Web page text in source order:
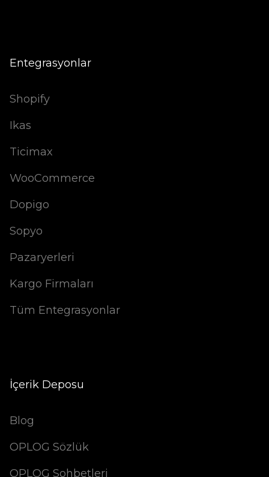
Entegrasyonlar
Shopify
Ikas
Ticimax
WooCommerce
Dopigo
Sopyo
Pazaryerleri
Kargo Firmaları
Tüm Entegrasyonlar
İçerik Deposu
Blog
OPLOG Sözlük
OPLOG Sohbetleri